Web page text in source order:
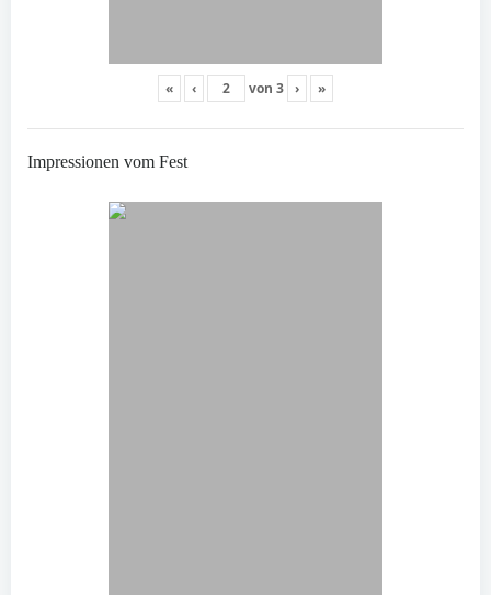
« ‹ von 3 › »
Impressionen vom Fest